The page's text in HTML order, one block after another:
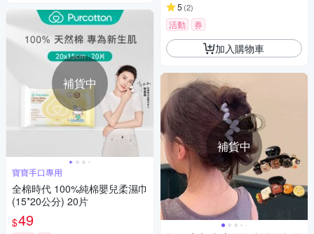
補貨中
寶寶手口專用
全棉時代 100%純棉嬰兒柔濕巾
(15*20公分) 20片
$49
5 (2)
活動 券
加入購物車
補貨中